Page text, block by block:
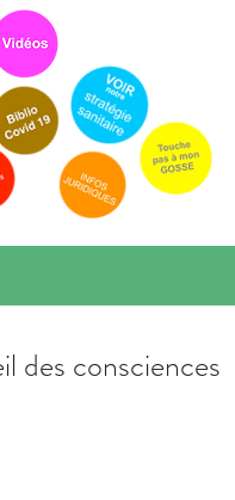
des consciences